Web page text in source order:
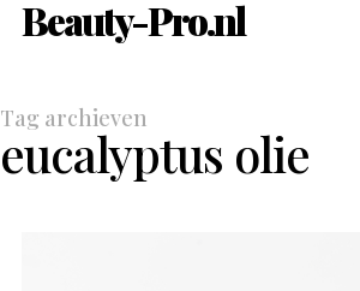
Beauty-Pro.nl
Tag archieven
eucalyptus olie